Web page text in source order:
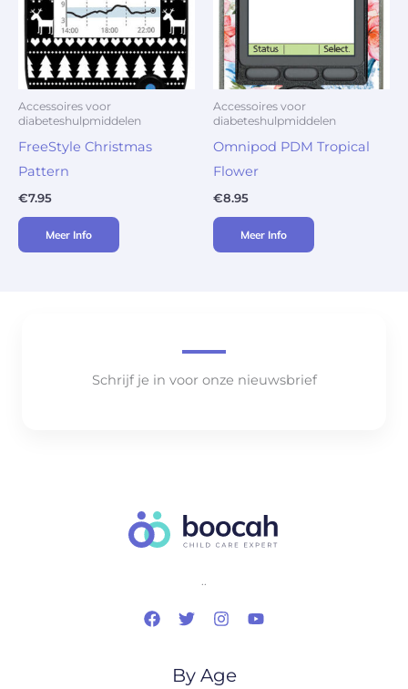
Accessoires voor
diabeteshulpmiddelen
FreeStyle Christmas
Pattern
€7.95
Meer Info
Accessoires voor
diabeteshulpmiddelen
Omnipod PDM Tropical
Flower
€8.95
Meer Info
Schrijf je in voor onze nieuwsbrief
..
By Age